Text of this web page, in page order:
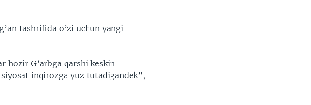
tashrifida o’zi uchun yangi
hozir G’arbga qarshi keskin
inqirozga yuz tutadigandek”,